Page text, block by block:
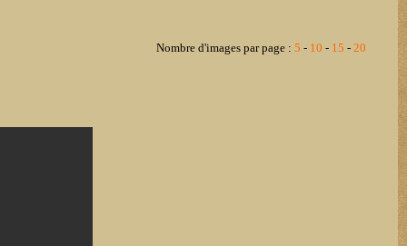
Nombre d'images par page : 5 - 10 - 15 - 20